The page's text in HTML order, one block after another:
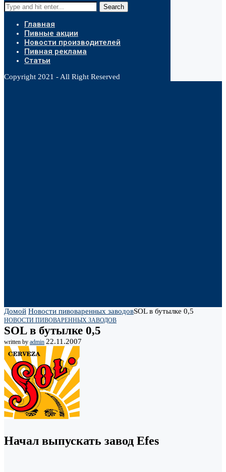
Search
Главная
Пивные акции
Новости производителей
Пивная реклама
Статьи
Copyright 2021 - All Right Reserved
Домой Новости пивоваренных заводовSOL в бутылке 0,5
НОВОСТИ ПИВОВАРЕННЫХ ЗАВОДОВ
SOL в бутылке 0,5
written by admin 22.11.2007
Начал выпускать завод Efes